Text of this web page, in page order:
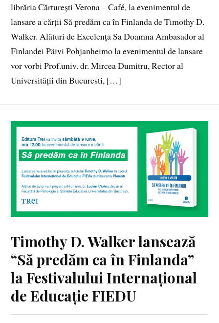
librăria Cărturești Verona – Café, la evenimentul de
lansare a cărții Să predăm ca în Finlanda de Timothy D.
Walker. Alături de Excelența Sa Doamna Ambasador al
Finlandei Päivi Pohjanheimo la evenimentul de lansare
vor vorbi Prof.univ. dr. Mircea Dumitru, Rector al
Universității din Bucuresti, […]
Timothy D. Walker lansează
“Să predăm ca în Finlanda”
la Festivalului Internațional
de Educație FIEDU